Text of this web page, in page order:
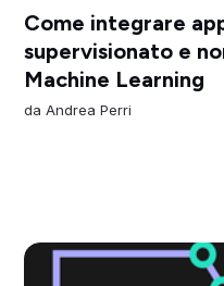
Come integrare
supervisionato e
Machine Learning
daAndrea Perri